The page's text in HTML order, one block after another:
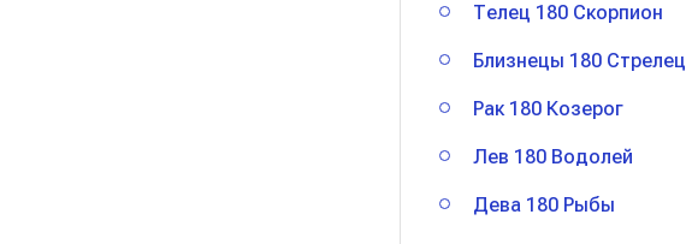
Телец 180 Скорпион
Близнецы 180 Стрелец
Рак 180 Козерог
Лев 180 Водолей
Дева 180 Рыбы